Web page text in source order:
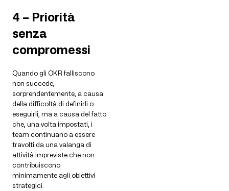
4 – Priorità
senza
compromessi
Quando gli OKR falliscono
non succede,
sorprendentemente, a causa
della difficoltà di definirli o
eseguirli, ma a causa del fatto
che, una volta impostati, i
team continuano a essere
travolti da una valanga di
attività impreviste che non
contribuiscono
minimamente agli obiettivi
strategici.